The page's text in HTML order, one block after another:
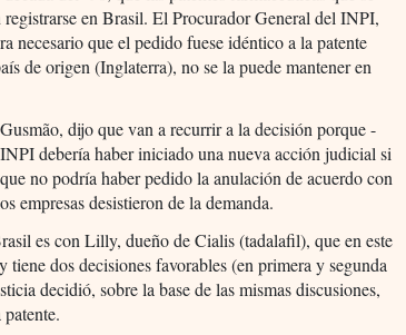
registrarse en Brasil. El Procurador General del INPI,
necesario que el pedido fuese idéntico a la patente
de origen (Inglaterra), no se la puede mantener en
dijo que van a recurrir a la decisión porque -
debería haber iniciado una nueva acción judicial si
no podría haber pedido la anulación de acuerdo con
empresas desistieron de la demanda.
es con Lilly, dueño de Cialis (tadalafil), que en este
dos decisiones favorables (en primera y segunda
decidió, sobre la base de las mismas discusiones,